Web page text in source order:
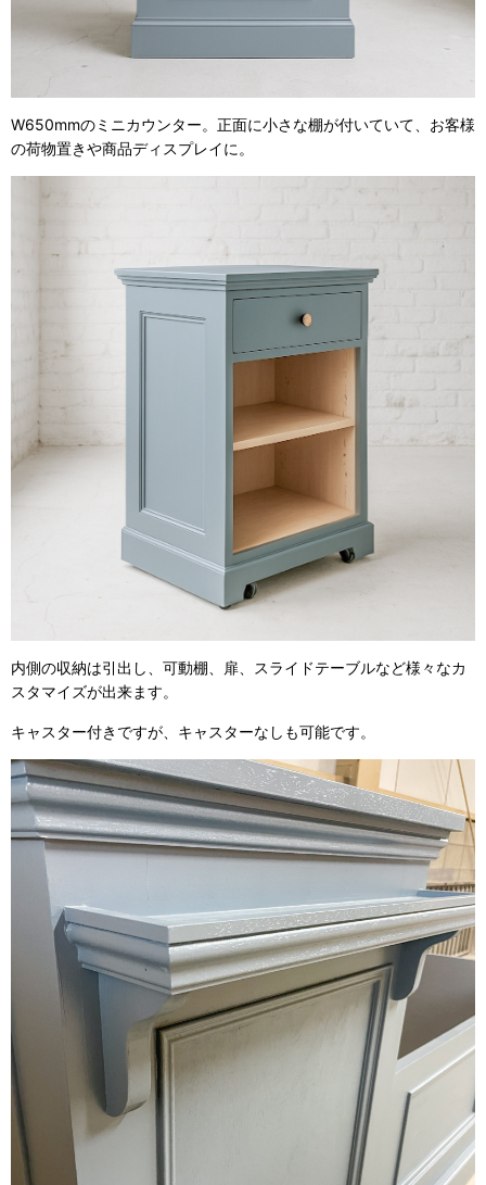
W650mmのミニカウンター。正面に小さな棚が付いていて、お客様
の荷物置きや商品ディスプレイに。
内側の収納は引出し、可動棚、扉、スライドテーブルなど様々なカ
スタマイズが出来ます。
キャスター付きですが、キャスターなしも可能です。